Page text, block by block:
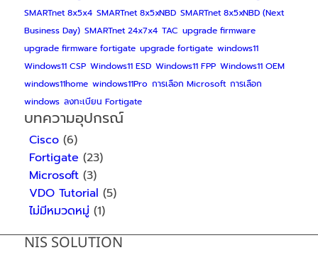
SMARTnet 8x5x4 SMARTnet 8x5xNBD SMARTnet 8x5xNBD (Next
Business Day) SMARTnet 24x7x4 TAC upgrade firmware
upgrade firmware fortigate upgrade fortigate windows11
Windows11 CSP Windows11 ESD Windows11 FPP Windows11 OEM
windows11home windows11Pro การเลือก Microsoft การเลือก
windows ลงทะเบียน Fortigate
บทความอุปกรณ์
Cisco(6)
Fortigate (23)
Microsoft(3)
VDO Tutorial (5)
ไม่มีหมวดหมู่ (1)
NIS SOLUTION